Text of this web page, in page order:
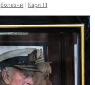
болезни Карл III